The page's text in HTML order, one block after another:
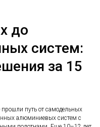
до
систем:
за 15
путь от самодельных
алюминиевых систем с